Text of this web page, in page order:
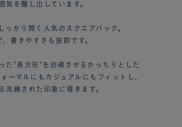
気を醸し出しています。
っかり開く人気のスクエアバック。
、書きやすさも抜群です。
た”長方形”を彷彿させるかっちりとした
ーマルにもカジュアルにもフィットし、
洗練された印象に導きます。